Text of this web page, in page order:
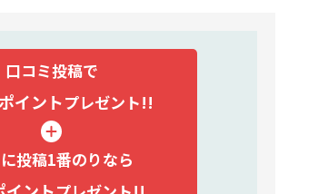
口コミ投稿で
ポイントプレゼント!!
投稿1番のりなら